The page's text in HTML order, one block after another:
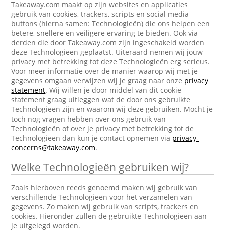
Takeaway.com maakt op zijn websites en applicaties
gebruik van cookies, trackers, scripts en social media
buttons (hierna samen: Technologieën) die ons helpen een
betere, snellere en veiligere ervaring te bieden. Ook via
derden die door Takeaway.com zijn ingeschakeld worden
deze Technologieën geplaatst. Uiteraard nemen wij jouw
privacy met betrekking tot deze Technologieën erg serieus.
Voor meer informatie over de manier waarop wij met je
gegevens omgaan verwijzen wij je graag naar onze privacy
statement. Wij willen je door middel van dit cookie
statement graag uitleggen wat de door ons gebruikte
Technologieën zijn en waarom wij deze gebruiken. Mocht je
toch nog vragen hebben over ons gebruik van
Technologieën of over je privacy met betrekking tot de
Technologieën dan kun je contact opnemen via privacy-
concerns@takeaway.com.
Welke Technologieën gebruiken wij?
Zoals hierboven reeds genoemd maken wij gebruik van
verschillende Technologieën voor het verzamelen van
gegevens. Zo maken wij gebruik van scripts, trackers en
cookies. Hieronder zullen de gebruikte Technologieën aan
je uitgelegd worden.